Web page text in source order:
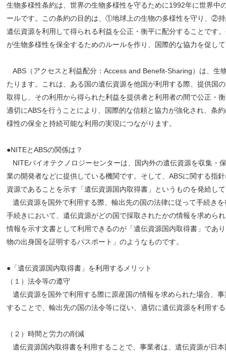
生物多様性条約は、世界の生物多様性を守るために1992年に世界中
ールです。この条約の目的は、①地球上の生物の多様性を守り、②
遺伝資源を利用して得られる利益を公正・衡平に配分することです
が生物多様性を保全するためのルールを作り、国際的な協力を促し
ABS（アクセスと利益配分：Access and Benefit-Sharing）は、生
たります。これは、ある国の遺伝資源を他国が利用する際、提供国
取得し、その利用から得られた利益を提供者と利用者の間で公正・
適切にABSを行うことにより、国際的な信頼と協力が強化され、条
様性の保全と持続可能な利用の実現につながります。
●NITEとABSの関係は？
NITEバイオテクノロジーセンターは、国内外の遺伝資源を収集・
業の開発者などに提供している機関です。そして、ABSに関する指
資源であることを示す「遺伝資源国内取得書」というものを発給し
遺伝資源を国外で利用する際、輸出先の国の法律に従って手続き
手続きにおいて、遺伝資源がどの国で採取されたかの情報を求めら
情報を示す文書として利用できるのが「遺伝資源国内取得書」であ
物の出身国を証明するパスポート」のようなものです。
●「遺伝資源国内取得書」を利用するメリット
（１）法令等の遵守
遺伝資源を国外で利用する際に原産国の情報を求められた場合、
することで、輸出先の国の法令等に従い、適切に遺伝資源を利用す
（２）時間と労力の削減
遺伝資源国内取得書を利用することで、事業者は、遺伝資源が日